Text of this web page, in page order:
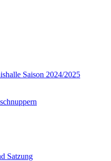
Saison 2024/2025
Satzung